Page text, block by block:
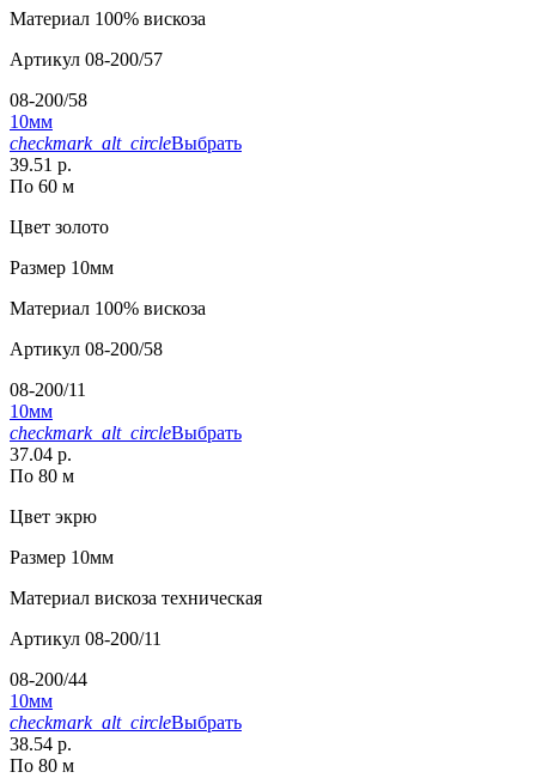
Материал 100% вискоза
Артикул 08-200/57
08-200/58
10мм
checkmark_alt_circleВыбрать
39.51 р.
По 60 м
Цвет золото
Размер 10мм
Материал 100% вискоза
Артикул 08-200/58
08-200/11
10мм
checkmark_alt_circleВыбрать
37.04 р.
По 80 м
Цвет экрю
Размер 10мм
Материал вискоза техническая
Артикул 08-200/11
08-200/44
10мм
checkmark_alt_circleВыбрать
38.54 р.
По 80 м